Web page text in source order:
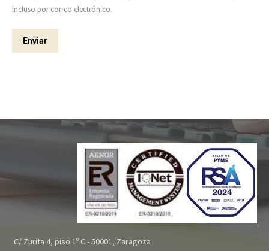
incluso por correo electrónico.
Enviar
C/ Zurita 4, piso 1º C - 50001, Zaragoza